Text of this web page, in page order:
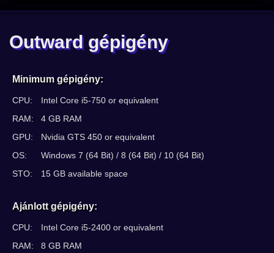
Outward gépigény
Minimum gépigény:
CPU:
Intel Core i5-750 or equivalent
RAM:
4 GB RAM
GPU:
Nvidia GTS 450 or equivalent
OS:
Windows 7 (64 Bit) / 8 (64 Bit) / 10 (64 Bit)
STO:
15 GB available space
Ajánlott gépigény:
CPU:
Intel Core i5-2400 or equivalent
RAM:
8 GB RAM